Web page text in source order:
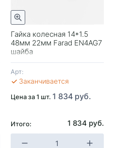
Гайка колесная 14*1.5
48мм 22мм Farad EN4AG7
шайба
Арт:
Заканчивается
Цена за 1 шт. 1 834 руб.
Итого: 1 834 руб.